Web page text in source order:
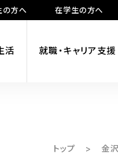
活 就職・キャリア支援
の方へ 在学生の方へ
トップ > 金